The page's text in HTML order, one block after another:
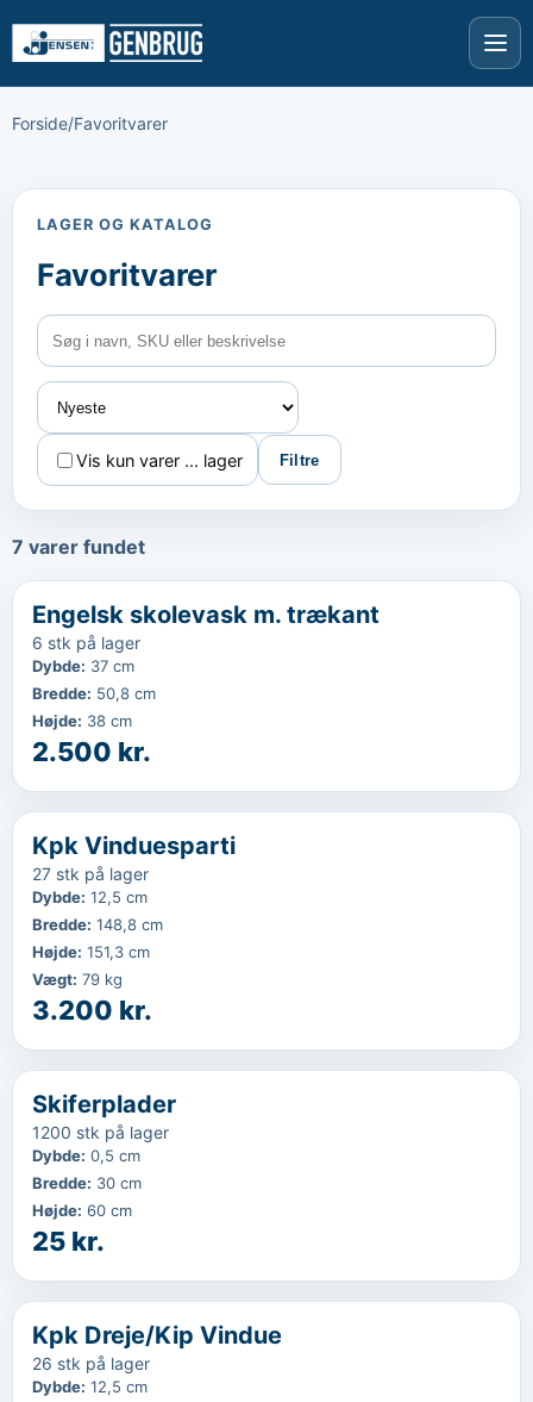
Forside/Favoritvarer
LAGER OG KATALOG
Favoritvarer
Vis kun varer ... lager Filtre
7 varer fundet
‹
Favorit
Engelsk skolevask m. trækant
6 stk på lager
Dybde: 37 cm
Bredde: 50,8 cm
Højde: 38 cm
2.500 kr.
‹
Favorit
Kpk Vinduesparti
27 stk på lager
Dybde: 12,5 cm
Bredde: 148,8 cm
Højde: 151,3 cm
Vægt: 79 kg
3.200 kr.
Favorit
Skiferplader
1200 stk på lager
Dybde: 0,5 cm
Bredde: 30 cm
Højde: 60 cm
25 kr.
‹
Favorit
Kpk Dreje/Kip Vindue
26 stk på lager
Dybde: 12,5 cm